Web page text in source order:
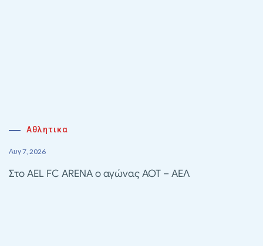
Αθλητικα
Αυγ 7, 2026
Στο AEL FC ARENA ο αγώνας ΑΟΤ – ΑΕΛ